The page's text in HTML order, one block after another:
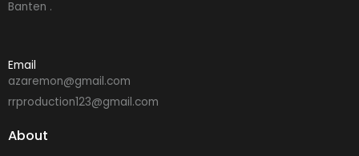
Banten .
Email
azaremon@gmail.com
rrproduction123@gmail.com
About